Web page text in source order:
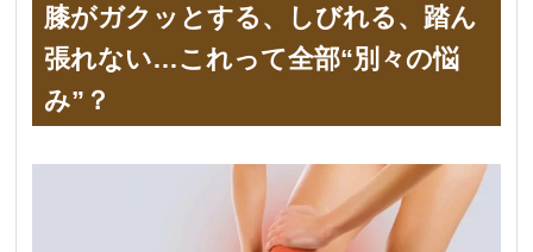
膝がガクッとする、しびれる、踏ん
張れない…これって全部“別々の悩
み”？